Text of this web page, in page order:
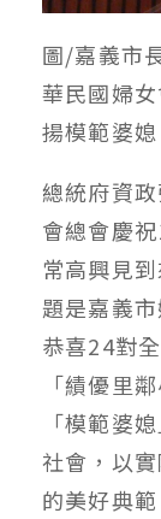
圖/嘉義市
華民國婦
揚模範婆
總統府資
會總會慶
常高興見
題是嘉義
恭喜24對
「績優里
「模範婆
社會，以
的美好典範